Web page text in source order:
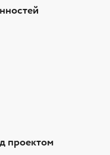
проектом